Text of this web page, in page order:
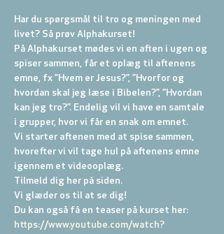
Har du spørgsmål til tro og meningen med
livet? Så prøv Alphakurset!
På Alphakurset mødes vi en aften i ugen og
spiser sammen, får et oplæg til aftenens
emne, fx ”Hvem er Jesus?”, ”Hvorfor og
hvordan skal jeg læse i Bibelen?”, ”Hvordan
kan jeg tro?”. Endelig vil vi have en samtale
i grupper, hvor vi får en snak om emnet.
Vi starter aftenen med at spise sammen,
hvorefter vi vil tage hul på aftenens emne
igennem et videooplæg.
Tilmeld dig her på siden.
Vi glæder os til at se dig!
Du kan også få en teaser på kurset her:
https://www.youtube.com/watch?